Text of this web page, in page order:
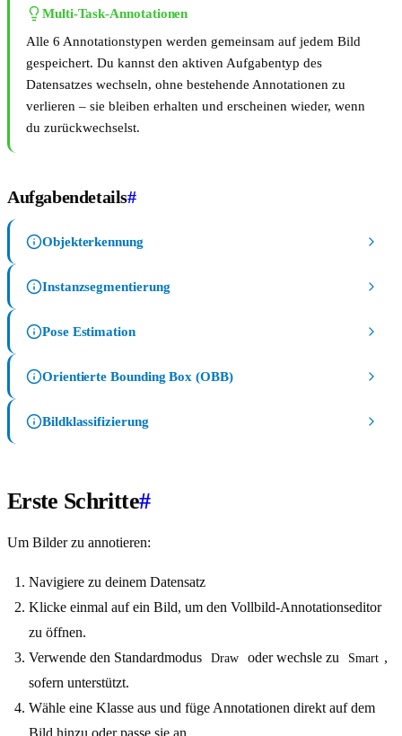
Multi-Task-Annotationen
Alle 6 Annotationstypen werden gemeinsam auf jedem Bild
gespeichert. Du kannst den aktiven Aufgabentyp des
Datensatzes wechseln, ohne bestehende Annotationen zu
verlieren – sie bleiben erhalten und erscheinen wieder, wenn
du zurückwechselst.
Aufgabendetails#
Objekterkennung
Instanzsegmentierung
Pose Estimation
Orientierte Bounding Box (OBB)
Bildklassifizierung
Erste Schritte#
Um Bilder zu annotieren:
Navigiere zu deinem Datensatz
Klicke einmal auf ein Bild, um den Vollbild-Annotationseditor
zu öffnen.
Verwende den Standardmodus
Draw oder wechsle zu Smart ,
sofern unterstützt.
Wähle eine Klasse aus und füge Annotationen direkt auf dem
Bild hinzu oder passe sie an.